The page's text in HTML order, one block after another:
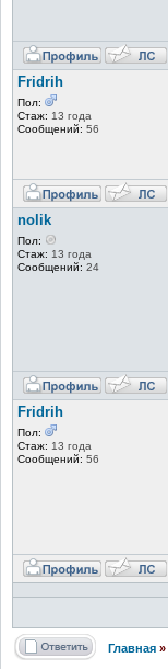
Fridrih
Пол:
Стаж: 13 года
Сообщений: 56
nolik
Пол:
Стаж: 13 года
Сообщений: 24
Fridrih
Пол:
Стаж: 13 года
Сообщений: 56
Главная »